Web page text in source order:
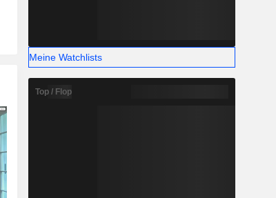
Meine Watchlists
Top / Flop